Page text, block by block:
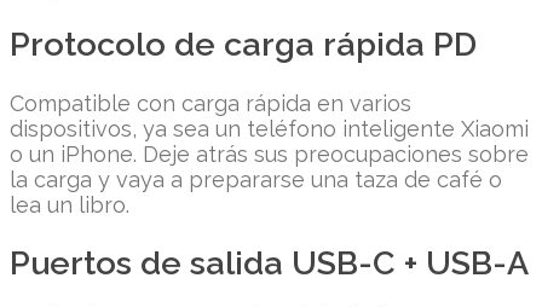
Protocolo de carga rápida PD
Compatible con carga rápida en varios
dispositivos, ya sea un teléfono inteligente Xiaomi
o un iPhone. Deje atrás sus preocupaciones sobre
la carga y vaya a prepararse una taza de café o
lea un libro.
Puertos de salida USB-C + USB-A